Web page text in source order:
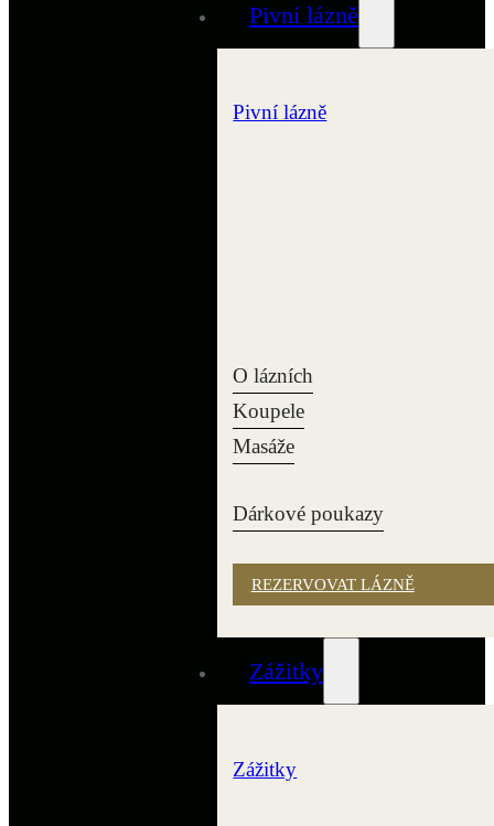
Pivní lázně
Pivní lázně
O lázních
Koupele
Masáže
Dárkové poukazy
REZERVOVAT LÁZNĚ
Zážitky
Zážitky